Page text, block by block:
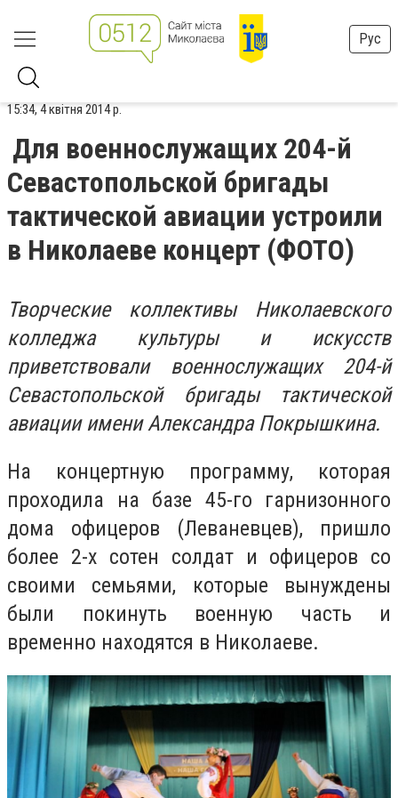
Рус
15:34, 4 квітня 2014 р.
Для военнослужащих 204-й
Севастопольской бригады
тактической авиации устроили
в Николаеве концерт (ФОТО)
Творческие коллективы Николаевского
колледжа культуры и искусств
приветствовали военнослужащих 204-й
Севастопольской бригады тактической
авиации имени Александра Покрышкина.
На концертную программу, которая
проходила на базе 45-го гарнизонного
дома офицеров (Леваневцев), пришло
более 2-х сотен солдат и офицеров со
своими семьями, которые вынуждены
были покинуть военную часть и
временно находятся в Николаеве.